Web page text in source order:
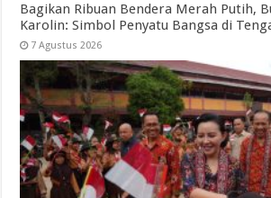
Bagikan Ribuan Bendera Merah Putih,
Karolin: Simbol Penyatu Bangsa di
7 Agustus 2026